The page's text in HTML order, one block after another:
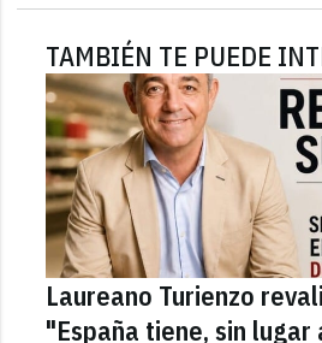
TAMBIÉN TE PUEDE
Laureano Turienzo
"España tiene, sin lugar